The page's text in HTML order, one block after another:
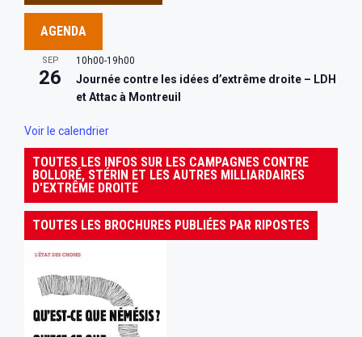
AGENDA
SEP
26
10h00-19h00
Journée contre les idées d’extrême droite – LDH
et Attac à Montreuil
Voir le calendrier
TOUTES LES INFOS SUR LES CAMPAGNES CONTRE
BOLLORÉ, STÉRIN ET LES AUTRES MILLIARDAIRES
D'EXTRÊME DROITE
TOUTES LES BROCHURES PUBLIÉES PAR RIPOSTES